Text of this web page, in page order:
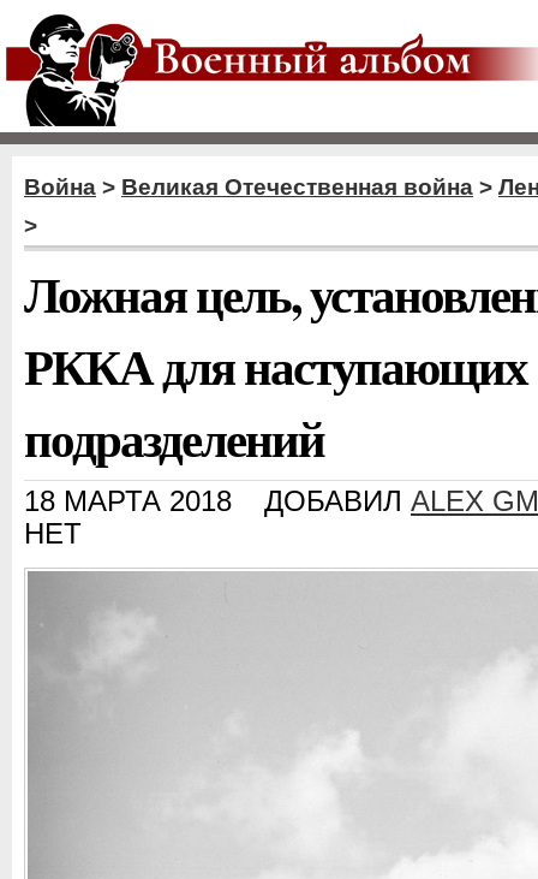
Война > Великая Отечественная война >
>
Ложная цель,
РККА для
подразделений
18 МАРТА 2018 ДОБАВИЛ ALEX GM
НЕТ